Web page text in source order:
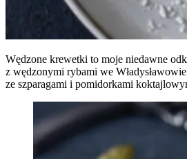
Wędzone krewetki to moje niedawne
z wędzonymi rybami we
ze szparagami i pomidorkami